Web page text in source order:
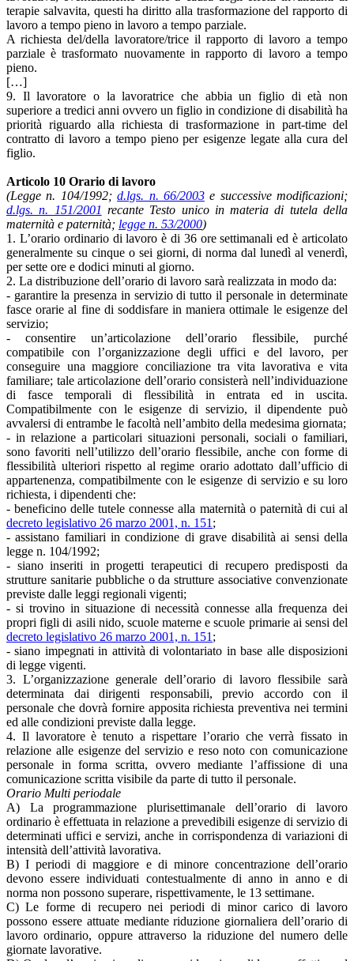
terapie salvavita, questi ha diritto alla trasformazione del rapporto di
lavoro a tempo pieno in lavoro a tempo parziale.
A richiesta del/della lavoratore/trice il rapporto di lavoro a tempo
parziale è trasformato nuovamente in rapporto di lavoro a tempo
pieno.
[…]
9. Il lavoratore o la lavoratrice che abbia un figlio di età non
superiore a tredici anni ovvero un figlio in condizione di disabilità ha
priorità riguardo alla richiesta di trasformazione in part-time del
contratto di lavoro a tempo pieno per esigenze legate alla cura del
figlio.
Articolo 10 Orario di lavoro
(Legge n. 104/1992;d.lgs. n. 66/2003e successive modificazioni;
d.lgs. n. 151/2001 recante Testo unico in materia di tutela della
maternità e paternità; legge n. 53/2000)
1. L’orario ordinario di lavoro è di 36 ore settimanali ed è articolato
generalmente su cinque o sei giorni, di norma dal lunedì al venerdì,
per sette ore e dodici minuti al giorno.
2. La distribuzione dell’orario di lavoro sarà realizzata in modo da:
- garantire la presenza in servizio di tutto il personale in determinate
fasce orarie al fine di soddisfare in maniera ottimale le esigenze del
servizio;
- consentire un’articolazione dell’orario flessibile, purché
compatibile con l’organizzazione degli uffici e del lavoro, per
conseguire una maggiore conciliazione tra vita lavorativa e vita
familiare; tale articolazione dell’orario consisterà nell’individuazione
di fasce temporali di flessibilità in entrata ed in uscita.
Compatibilmente con le esigenze di servizio, il dipendente può
avvalersi di entrambe le facoltà nell’ambito della medesima giornata;
- in relazione a particolari situazioni personali, sociali o familiari,
sono favoriti nell’utilizzo dell’orario flessibile, anche con forme di
flessibilità ulteriori rispetto al regime orario adottato dall’ufficio di
appartenenza, compatibilmente con le esigenze di servizio e su loro
richiesta, i dipendenti che:
- beneficino delle tutele connesse alla maternità o paternità di cui al
decreto legislativo 26 marzo 2001, n. 151 ;
- assistano familiari in condizione di grave disabilità ai sensi della
legge n. 104/1992;
- siano inseriti in progetti terapeutici di recupero predisposti da
strutture sanitarie pubbliche o da strutture associative convenzionate
previste dalle leggi regionali vigenti;
- si trovino in situazione di necessità connesse alla frequenza dei
propri figli di asili nido, scuole materne e scuole primarie ai sensi del
decreto legislativo 26 marzo 2001, n. 151 ;
- siano impegnati in attività di volontariato in base alle disposizioni
di legge vigenti.
3. L’organizzazione generale dell’orario di lavoro flessibile sarà
determinata dai dirigenti responsabili, previo accordo con il
personale che dovrà fornire apposita richiesta preventiva nei termini
ed alle condizioni previste dalla legge.
4. Il lavoratore è tenuto a rispettare l’orario che verrà fissato in
relazione alle esigenze del servizio e reso noto con comunicazione
personale in forma scritta, ovvero mediante l’affissione di una
comunicazione scritta visibile da parte di tutto il personale.
Orario Multi periodale
A) La programmazione plurisettimanale dell’orario di lavoro
ordinario è effettuata in relazione a prevedibili esigenze di servizio di
determinati uffici e servizi, anche in corrispondenza di variazioni di
intensità dell’attività lavorativa.
B) I periodi di maggiore e di minore concentrazione dell’orario
devono essere individuati contestualmente di anno in anno e di
norma non possono superare, rispettivamente, le 13 settimane.
C) Le forme di recupero nei periodi di minor carico di lavoro
possono essere attuate mediante riduzione giornaliera dell’orario di
lavoro ordinario, oppure attraverso la riduzione del numero delle
giornate lavorative.